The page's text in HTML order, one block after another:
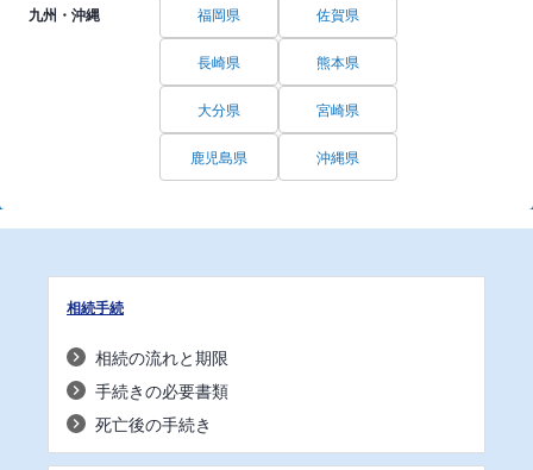
九州・沖縄 福岡県 佐賀県
長崎県 熊本県
大分県 宮崎県
鹿児島県 沖縄県
相続手続
相続の流れと期限
手続きの必要書類
死亡後の手続き